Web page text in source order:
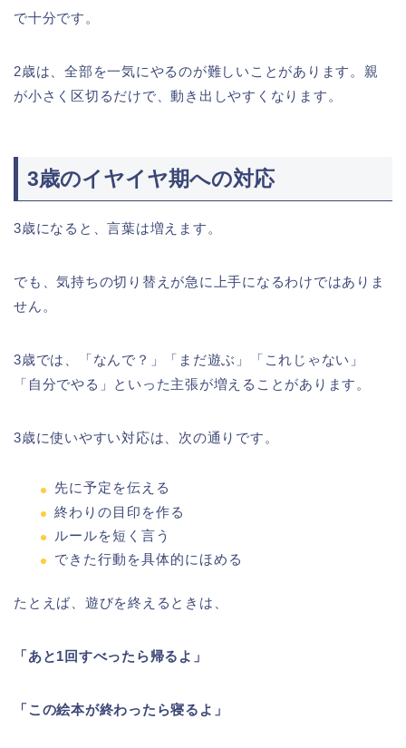
で十分です。
2歳は、全部を一気にやるのが難しいことがあります。親
が小さく区切るだけで、動き出しやすくなります。
3歳のイヤイヤ期への対応
3歳になると、言葉は増えます。
でも、気持ちの切り替えが急に上手になるわけではありま
せん。
3歳では、「なんで？」「まだ遊ぶ」「これじゃない」
「自分でやる」といった主張が増えることがあります。
3歳に使いやすい対応は、次の通りです。
先に予定を伝える
終わりの目印を作る
ルールを短く言う
できた行動を具体的にほめる
たとえば、遊びを終えるときは、
「あと1回すべったら帰るよ」
「この絵本が終わったら寝るよ」